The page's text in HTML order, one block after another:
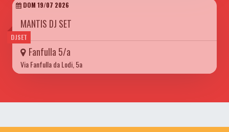
DJSET
DOM 19/07 2026
MANTIS DJ SET
Fanfulla 5/a
Via Fanfulla da Lodi, 5a